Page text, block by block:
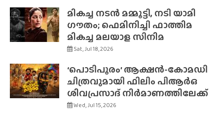
മികച്ച നടൻ മമ്മൂട്ടി, നടി യാമി
ഗൗതം; ഫെമിനിച്ചി ഫാത്തിമ
മികച്ച മലയാള സിനിമ
Sat, Jul 18, 2026
‘പൊടിപൂരം’ ആക്ഷൻ-കോമഡി
ചിത്രവുമായി ഫിലിം പിആർഒ
ശിവപ്രസാദ് നിർമാണത്തിലേക്ക്
Wed, Jul 15, 2026